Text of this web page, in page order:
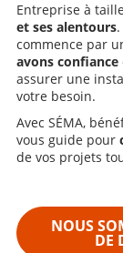
Entreprise à
et ses alentours.
commence par
avons confiance
assurer une
votre besoin.
Avec SÉMA,
vous guide pour
de vos projets
NOUS
DE